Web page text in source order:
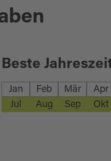
Beste
Jan Feb Mär Apr
Jul
Aug Sep Okt